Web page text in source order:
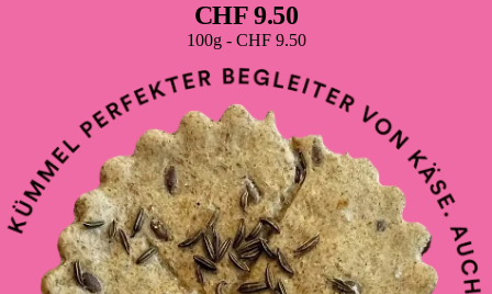
CHF 9.50
Grundpreis
100g - CHF 9.50